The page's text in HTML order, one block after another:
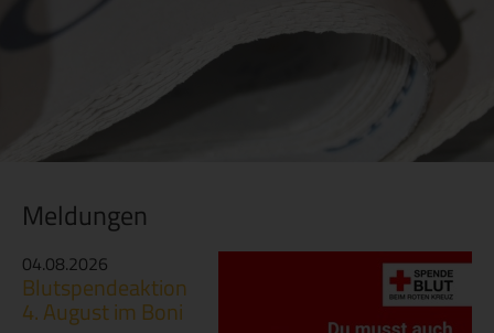
Meldungen
04.08.2026
Blutspendeaktion
4. August im Boni